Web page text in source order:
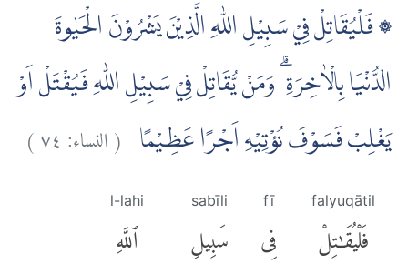
۞ فَلْيُقَاتِلْ فِيْ سَبِيْلِ اللّٰهِ الَّذِيْنَ يَشْرُوْنَ الْحَيٰوةَ
الدُّنْيَا بِالْاٰخِرَةِ ۗ وَمَنْ يُّقَاتِلْ فِيْ سَبِيْلِ اللّٰهِ فَيُقْتَلْ اَوْ
يَغْلِبْ فَسَوْفَ نُؤْتِيْهِ اَجْرًا عَظِيْمًا (النساء: ٧٤)
falyuqātil
فَلْيُقَٰتِلْ
fī
فِى
sabīli
سَبِيلِ
l-lahi
ٱللَّهِ